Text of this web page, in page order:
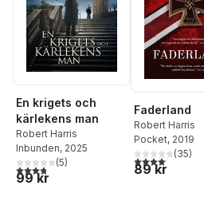
En krigets och
kärlekens man
Robert Harris
Inbunden, 2025
3,8utav 5 stjärnor. Totalt antal röster:
(5)
99 kr
Faderland
Robert Harris
Pocket, 2019
4,1utav 5(35)
89 kr